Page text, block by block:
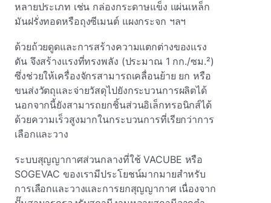
หลายประเภท เช่น กล่องกระดาษแข็ง แผ่นเหล็ก
มันฝรั่งทอดหรือถุงซีเมนต์ แผงกระจก ฯลฯ
ด้วยถ้วยดูดและการสร้างความแตกต่างของแรง
ดัน จึงสร้างแรงที่ทรงพลัง (ประมาณ 1 กก./ซม.²)
ซึ่งช่วยให้เครื่องจักรสามารถเคลื่อนย้าย ยก หรือ
ขนส่งวัตถุและจ่ายวัสดุไปยังกระบวนการผลิตได้
นอกจากนี้ยังสามารถยกชิ้นส่วนอิเล็กทรอนิกส์ได้
ด้วยความเร็วสูงมากในกระบวนการที่เรียกว่าการ
เลือกและวาง
ระบบสุญญากาศส่วนกลางที่ใช้ VACUBE หรือ
SOGEVAC ของเรามีประโยชน์มากมายสําหรับ
การเลือกและวางและการยกสุญญากาศ เนื่องจาก